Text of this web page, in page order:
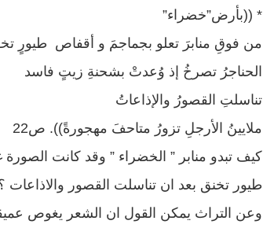
* ((بأرض”خضراء”
من فوقِ منابرَ تعلو بجماجمَ و أقفاص طيورٍ
الحناجرُ تصرخُ إذ وُعدتْ بشحنةِ زيتٍ فاسد
تناسلتِ القصورُ والإذاعاتُ
ملايينُ الأرجلِ تزورُ متاحفَ مهجورةً)). ص22
كيف تبدو منابر ” الخضراء ” وقد كانت الصورة
طيور تخنق بعد ان تناسلت القصور والاذاعات
وعن التراث يمكن القول ان الشعر يغوص